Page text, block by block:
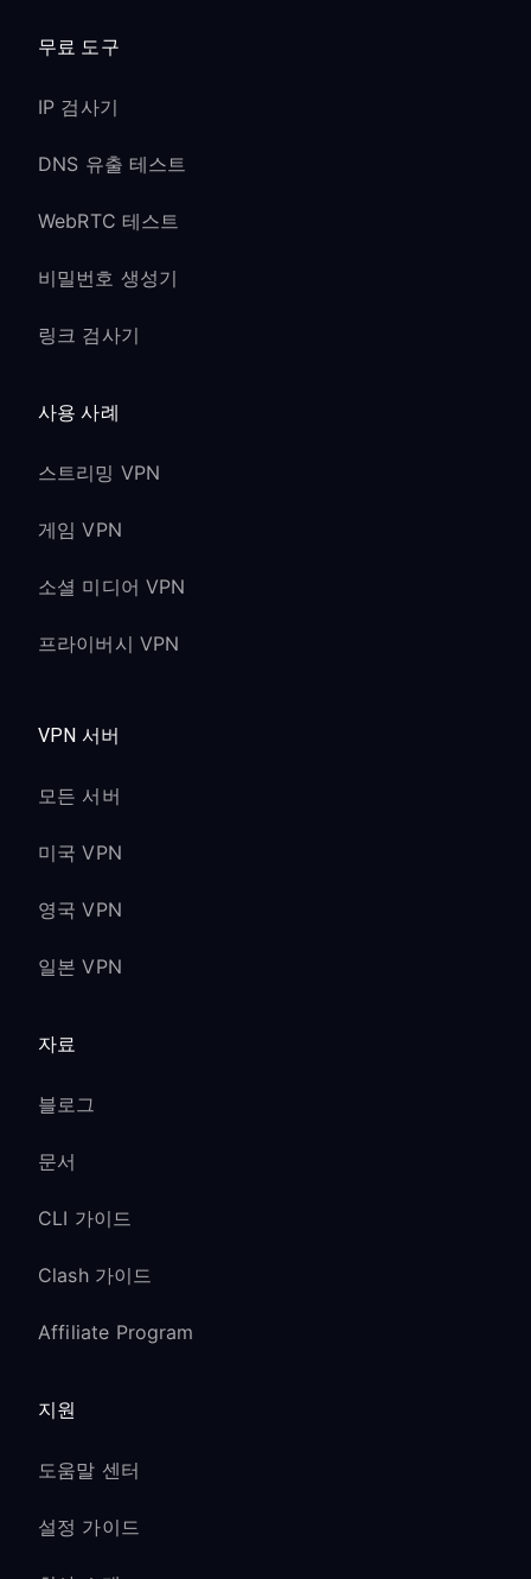
무료 도구
IP 검사기
DNS 유출 테스트
WebRTC 테스트
비밀번호 생성기
링크 검사기
사용 사례
스트리밍 VPN
게임 VPN
소셜 미디어 VPN
프라이버시 VPN
VPN 서버
모든 서버
미국 VPN
영국 VPN
일본 VPN
자료
블로그
문서
CLI 가이드
Clash 가이드
Affiliate Program
지원
도움말 센터
설정 가이드